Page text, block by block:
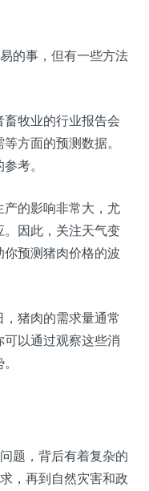
的事，但有一些方法
畜牧业的行业报告会
方面的预测数据。
考。
产的影响非常大，尤
因此，关注天气变
预测猪肉价格的波
，猪肉的需求量通常
以通过观察这些消
题，背后有着复杂的
，再到自然灾害和政